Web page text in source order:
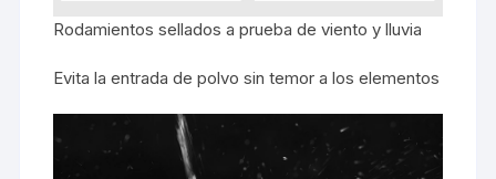
Rodamientos sellados a prueba de viento y lluvia
Evita la entrada de polvo sin temor a los elementos